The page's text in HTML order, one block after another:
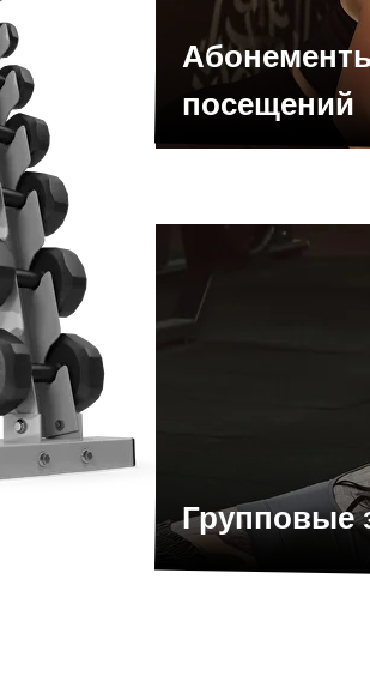
посещений
Групповые